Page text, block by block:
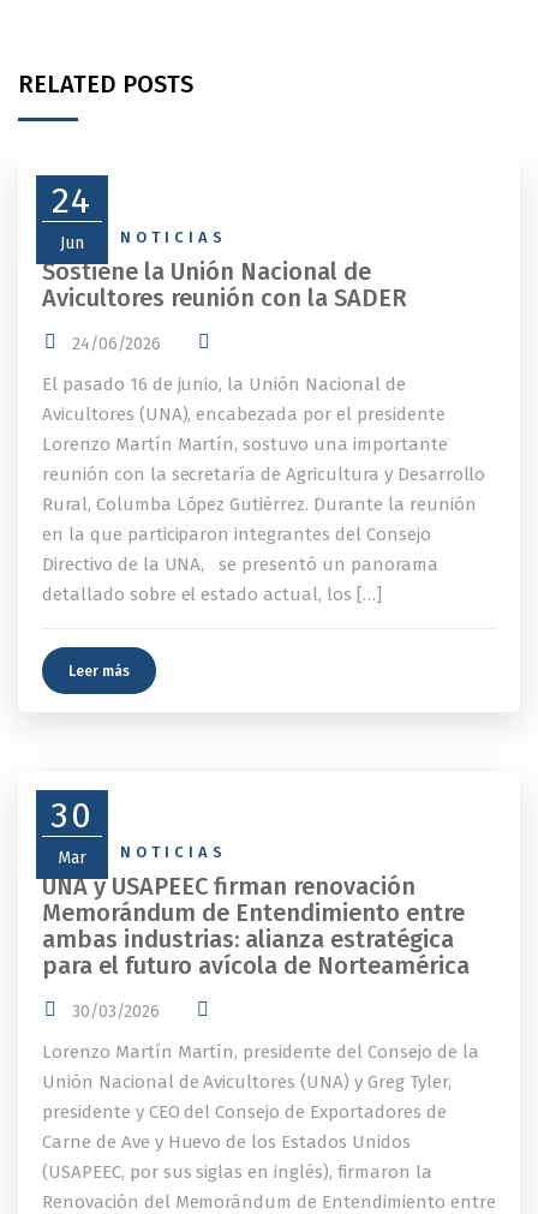
RELATED POSTS
24
Jun
NEWS NOTICIAS
Sostiene la Unión Nacional de
Avicultores reunión con la SADER
24/06/2026
El pasado 16 de junio, la Unión Nacional de
Avicultores (UNA), encabezada por el presidente
Lorenzo Martín Martín, sostuvo una importante
reunión con la secretaría de Agricultura y Desarrollo
Rural, Columba López Gutiérrez. Durante la reunión
en la que participaron integrantes del Consejo
Directivo de la UNA, se presentó un panorama
detallado sobre el estado actual, los […]
Leer más
30
Mar
NEWS NOTICIAS
UNA y USAPEEC firman renovación
Memorándum de Entendimiento entre
ambas industrias: alianza estratégica
para el futuro avícola de Norteamérica
30/03/2026
Lorenzo Martín Martín, presidente del Consejo de la
Unión Nacional de Avicultores (UNA) y Greg Tyler,
presidente y CEO del Consejo de Exportadores de
Carne de Ave y Huevo de los Estados Unidos
(USAPEEC, por sus siglas en inglés), firmaron la
Renovación del Memorándum de Entendimiento entre